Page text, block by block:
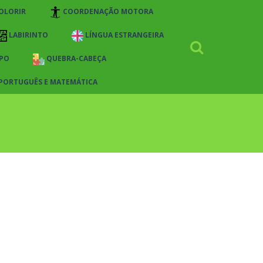
COORDENAÇÃO MOTORA
LABIRINTO LÍNGUA ESTRANGEIRA
QUEBRA-CABEÇA
E MATEMÁTICA